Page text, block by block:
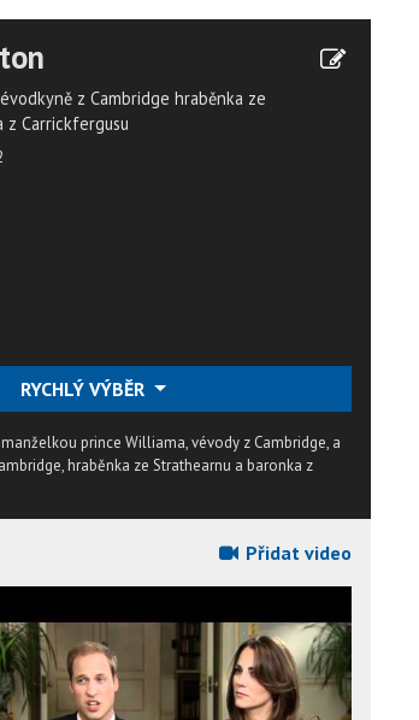
z Cambridge hraběnka ze
Carrickfergusu
RYCHLÝ VÝBĚR
prince Williama, vévody z Cambridge, a
hraběnka ze Strathearnu a baronka z
Přidat video